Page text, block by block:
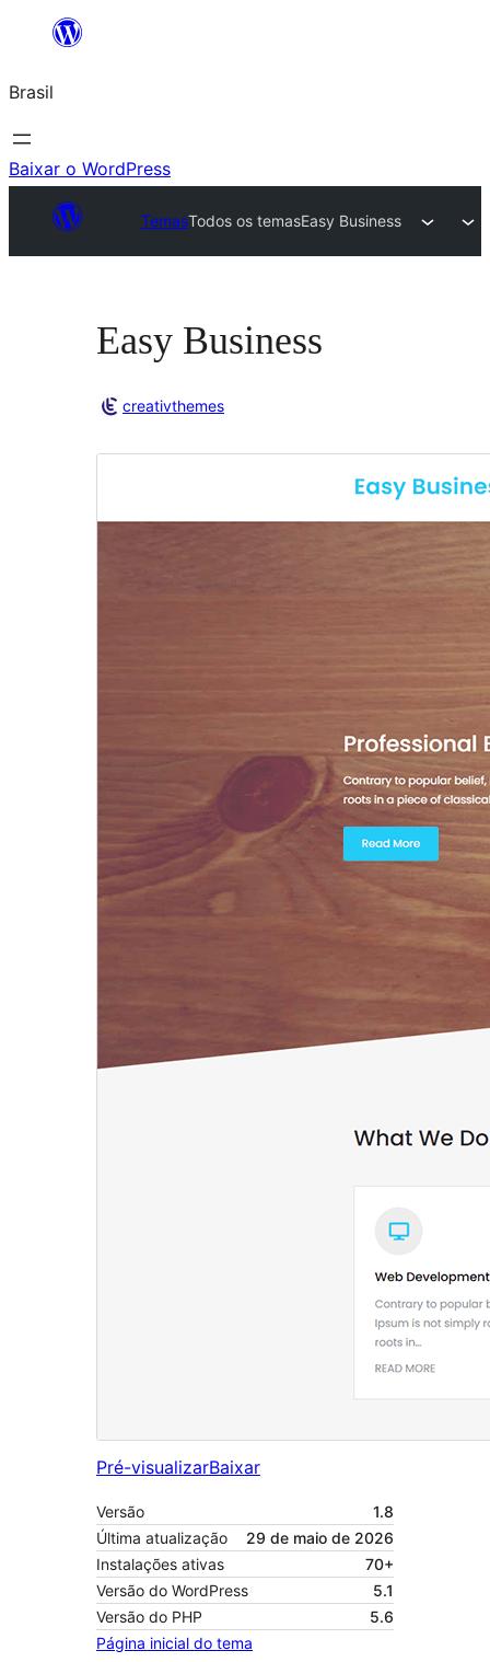
o
conteúdo
Brasil
Baixar o WordPress
TemasTodos os temasEasy Business
Easy Business
creativthemes
Pré-visualizarBaixar
Versão
1.8
Última atualização
29 de maio de 2026
Instalações ativas
70+
Versão do WordPress
5.1
Versão do PHP
5.6
Página inicial do tema